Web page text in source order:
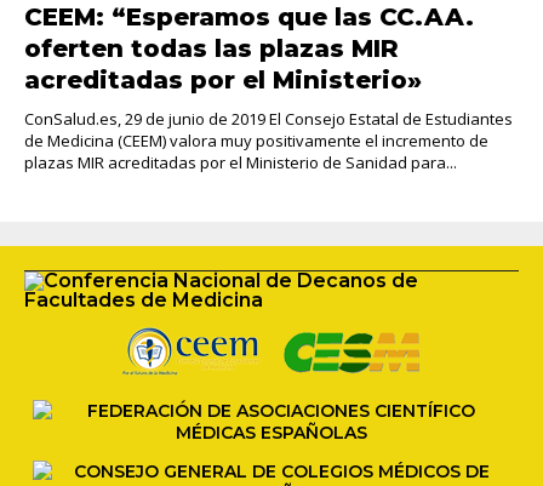
CEEM: “Esperamos que las CC.AA.
oferten todas las plazas MIR
acreditadas por el Ministerio»
ConSalud.es, 29 de junio de 2019 El Consejo Estatal de Estudiantes
de Medicina (CEEM) valora muy positivamente el incremento de
plazas MIR acreditadas por el Ministerio de Sanidad para...